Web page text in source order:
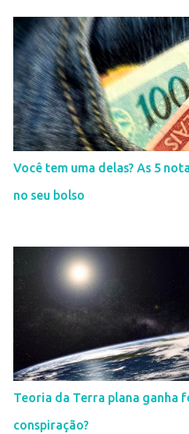
Você tem uma delas? As 5
no seu bolso
Teoria da Terra plana ganha
conspiração?